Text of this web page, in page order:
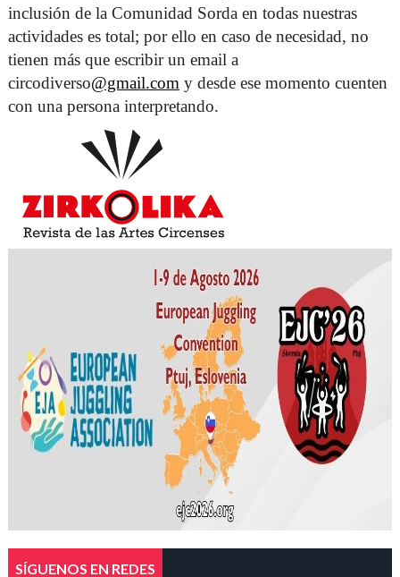
inclusión de la Comunidad Sorda en todas nuestras
actividades es total; por ello en caso de necesidad, no
tienen más que escribir un email a
circodiverso@gmail.com y desde ese momento cuenten
con una persona interpretando.
SÍGUENOS EN REDES